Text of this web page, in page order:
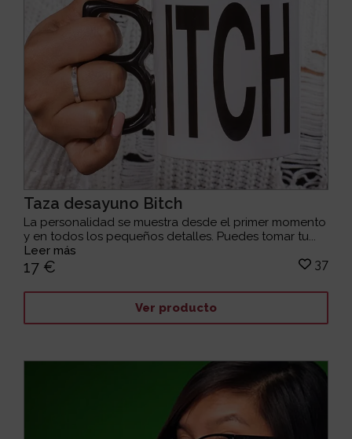
Taza desayuno Bitch
La personalidad se muestra desde el primer momento
y en todos los pequeños detalles. Puedes tomar tu...
Leer más
17 € 37
Ver producto